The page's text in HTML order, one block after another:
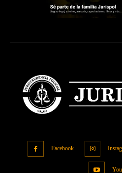
Facebook